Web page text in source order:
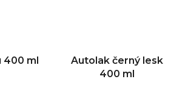
400 ml
Autolak černý lesk
400 ml